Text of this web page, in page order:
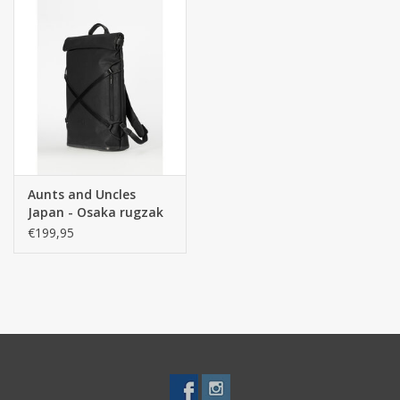
Aunts and Uncles
Japan - Osaka rugzak
15" - Black
€199,95